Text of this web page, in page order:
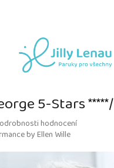
5-Stars *****/
hodnocení
by Ellen Wille